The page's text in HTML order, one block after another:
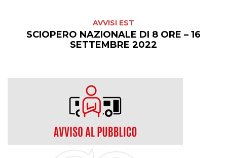
AVVISI EST
SCIOPERO NAZIONALE DI 8 ORE – 16
SETTEMBRE 2022